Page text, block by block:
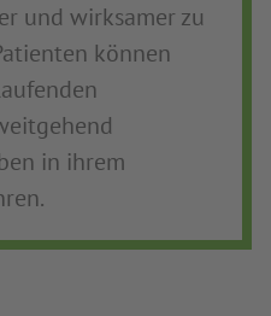
und wirksamer zu
können
in ihrem